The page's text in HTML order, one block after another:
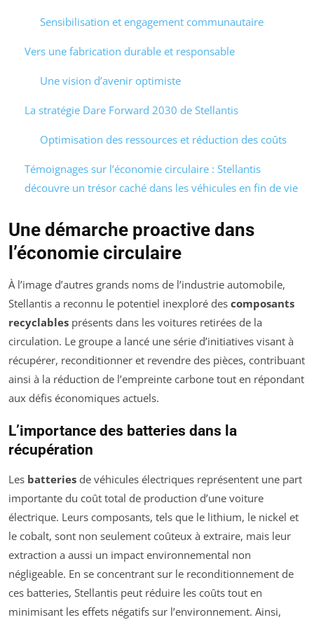
Sensibilisation et engagement communautaire
Vers une fabrication durable et responsable
Une vision d’avenir optimiste
La stratégie Dare Forward 2030 de Stellantis
Optimisation des ressources et réduction des coûts
Témoignages sur l’économie circulaire : Stellantis
découvre un trésor caché dans les véhicules en fin de vie
Une démarche proactive dans
l’économie circulaire
À l’image d’autres grands noms de l’industrie automobile,
Stellantis a reconnu le potentiel inexploré des composants
recyclables présents dans les voitures retirées de la
circulation. Le groupe a lancé une série d’initiatives visant à
récupérer, reconditionner et revendre des pièces, contribuant
ainsi à la réduction de l’empreinte carbone tout en répondant
aux défis économiques actuels.
L’importance des batteries dans la
récupération
Les batteries de véhicules électriques représentent une part
importante du coût total de production d’une voiture
électrique. Leurs composants, tels que le lithium, le nickel et
le cobalt, sont non seulement coûteux à extraire, mais leur
extraction a aussi un impact environnemental non
négligeable. En se concentrant sur le reconditionnement de
ces batteries, Stellantis peut réduire les coûts tout en
minimisant les effets négatifs sur l’environnement. Ainsi,